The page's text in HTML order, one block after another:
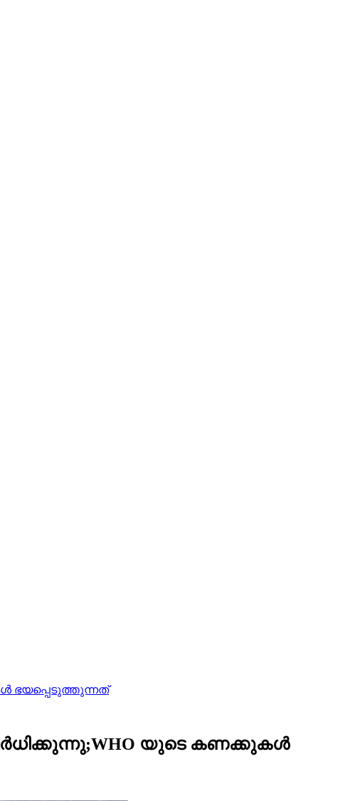
ഭയപ്പെടുത്തുന്നത്
യുടെ കണക്കുകൾ